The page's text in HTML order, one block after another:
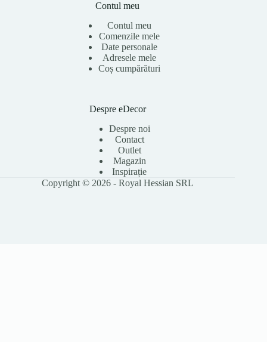
Contul meu
Contul meu
Comenzile mele
Date personale
Adresele mele
Coș cumpărături
Despre eDecor
Despre noi
Contact
Outlet
Magazin
Inspirație
Copyright © 2026 - Royal Hessian SRL